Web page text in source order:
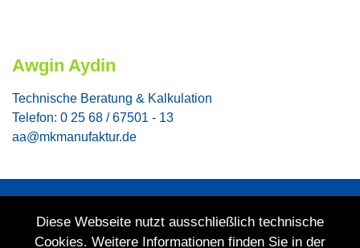
Awgin Aydin
Technische Beratung & Kalkulation
Telefon: 0 25 68 / 67501 - 13
aa@mkmanufaktur.de
Diese Webseite nutzt ausschließlich technische
Cookies. Weitere Informationen finden Sie in der